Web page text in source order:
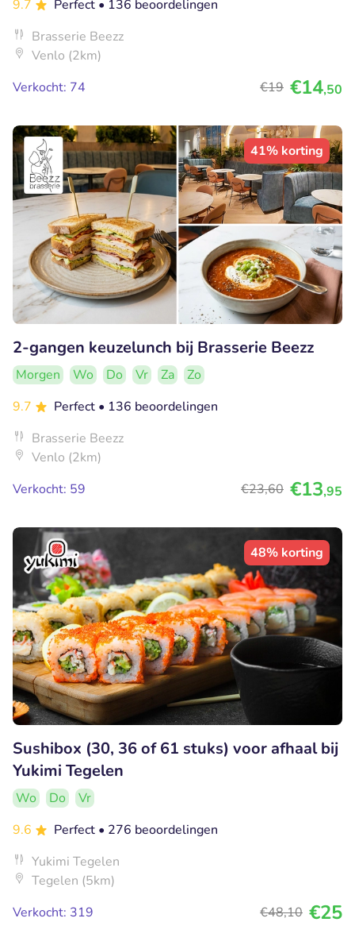
9.7
Perfect • 136 beoordelingen
Brasserie Beezz
Venlo (2km)
Verkocht: 74
€19 €14,50
41% korting
2-gangen keuzelunch bij Brasserie Beezz
Morgen Wo Do Vr Za
Zo
9.7
Perfect • 136 beoordelingen
Brasserie Beezz
Venlo (2km)
Verkocht: 59
€23,60 €13,95
48% korting
Sushibox (30, 36 of 61 stuks) voor afhaal bij
Yukimi Tegelen
Wo Do
Vr
9.6
Perfect • 276 beoordelingen
Yukimi Tegelen
Tegelen (5km)
Verkocht: 319
€48,10 €25